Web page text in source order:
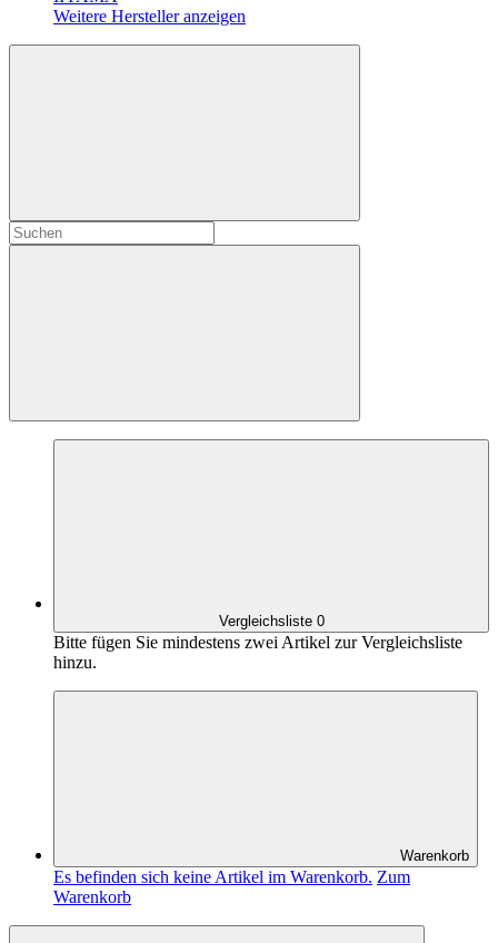
Weitere Hersteller anzeigen
Vergleichsliste 0
Bitte fügen Sie mindestens zwei Artikel zur Vergleichsliste
hinzu.
Warenkorb
Es befinden sich keine Artikel im Warenkorb. Zum
Warenkorb